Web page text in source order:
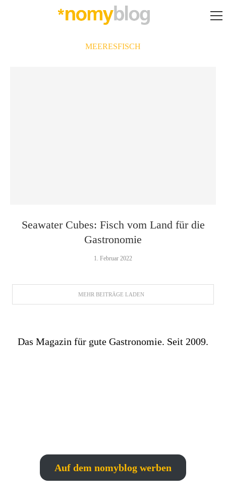
MEERESFISCH
Seawater Cubes: Fisch vom Land für die
Gastronomie
1. Februar 2022
MEHR BEITRÄGE LADEN
Das Magazin für gute Gastronomie. Seit 2009.
Auf dem nomyblog werben